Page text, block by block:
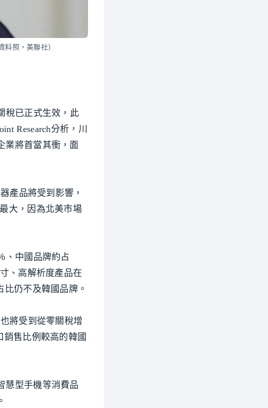
照，美聯社）
稅已正式生效，此
Research分析，川
業將首當其衝，面
產品將受到影響，
大，因為北美市場
、中國品牌約占
、高解析度產品在
仍不及韓國品牌。
將受到從零關稅增
售比例較高的韓國
慧型手機等消費品